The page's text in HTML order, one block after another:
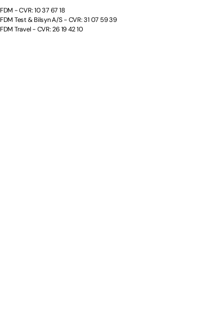
FDM - CVR: 10 37 67 18
FDM Test & Bilsyn A/S - CVR: 31 07 59 39
FDM Travel - CVR: 26 19 42 10